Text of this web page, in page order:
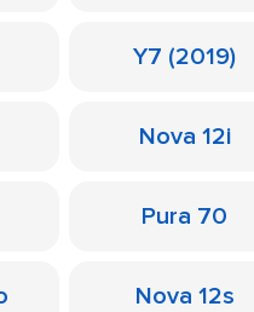
Y7 (2019)
Nova 12i
Pura 70
Nova 12s